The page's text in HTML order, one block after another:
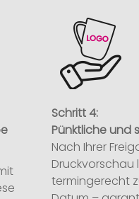
Schritt 4:
Pünktliche und
Nach Ihrer
Druckvorschau
termingerecht